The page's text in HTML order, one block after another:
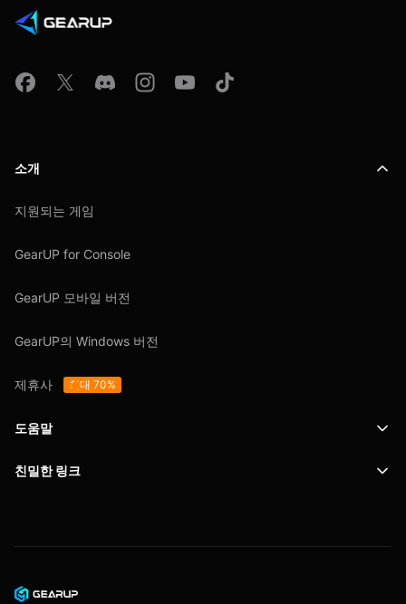
소개
지원되는 게임
GearUP for Console
GearUP 모바일 버전
GearUP의 Windows 버전
제휴사 최대 70%
도움말
지원
친밀한 링크